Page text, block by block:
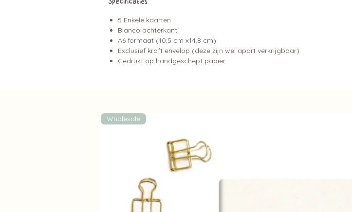
5 Enkele kaarten
Blanco achterkant
A6 formaat (10,5 cm x14,8 cm)
Exclusief kraft envelop (deze zijn wel apart verkrijgbaar)
Gedrukt op handgeschept papier
Wholesale